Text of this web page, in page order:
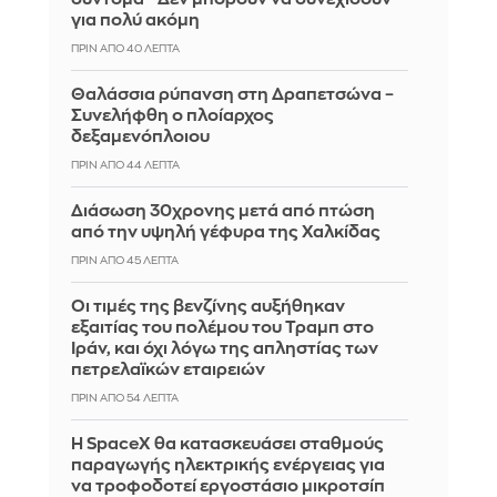
για πολύ ακόμη
ΠΡΙΝ ΑΠΌ 40 ΛΕΠΤΆ
Θαλάσσια ρύπανση στη Δραπετσώνα –
Συνελήφθη ο πλοίαρχος
δεξαμενόπλοιου
ΠΡΙΝ ΑΠΌ 44 ΛΕΠΤΆ
Διάσωση 30χρονης μετά από πτώση
από την υψηλή γέφυρα της Χαλκίδας
ΠΡΙΝ ΑΠΌ 45 ΛΕΠΤΆ
Οι τιμές της βενζίνης αυξήθηκαν
εξαιτίας του πολέμου του Τραμπ στο
Ιράν, και όχι λόγω της απληστίας των
πετρελαϊκών εταιρειών
ΠΡΙΝ ΑΠΌ 54 ΛΕΠΤΆ
Η SpaceX θα κατασκευάσει σταθμούς
παραγωγής ηλεκτρικής ενέργειας για
να τροφοδοτεί εργοστάσιο μικροτσίπ